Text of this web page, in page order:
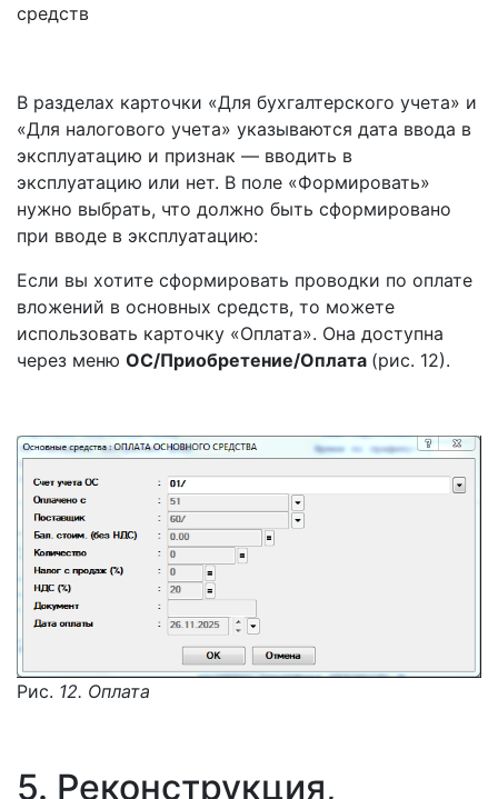
средств
В разделах карточки «Для бухгалтерского учета» и
«Для налогового учета» указываются дата ввода в
эксплуатацию и признак — вводить в
эксплуатацию или нет. В поле «Формировать»
нужно выбрать, что должно быть сформировано
при вводе в эксплуатацию:
Если вы хотите сформировать проводки по оплате
вложений в основных средств, то можете
использовать карточку «Оплата». Она доступна
через меню ОС/Приобретение/Оплата (рис. 12).
Рис. 12. Оплата
5. Реконструкция,